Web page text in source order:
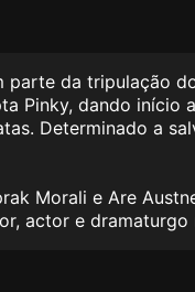
parte da tripulação
Pinky, dando
Determinado a
Morali e Are
actor e dramaturgo